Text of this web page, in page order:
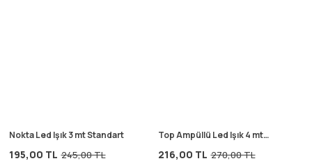
Nokta Led Işık 3 mt Standart
195,00 TL 245,00 TL
Top Ampüllü Led Işık 4 mt
216,00 TL 270,00 TL